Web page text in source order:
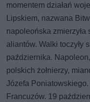
momentem działań
Lipskiem, nazwana
napoleońska zmierzyła
aliantów. Walki toczyły
października.
polskich żołnierzy,
Józefa
Francuzów. 19